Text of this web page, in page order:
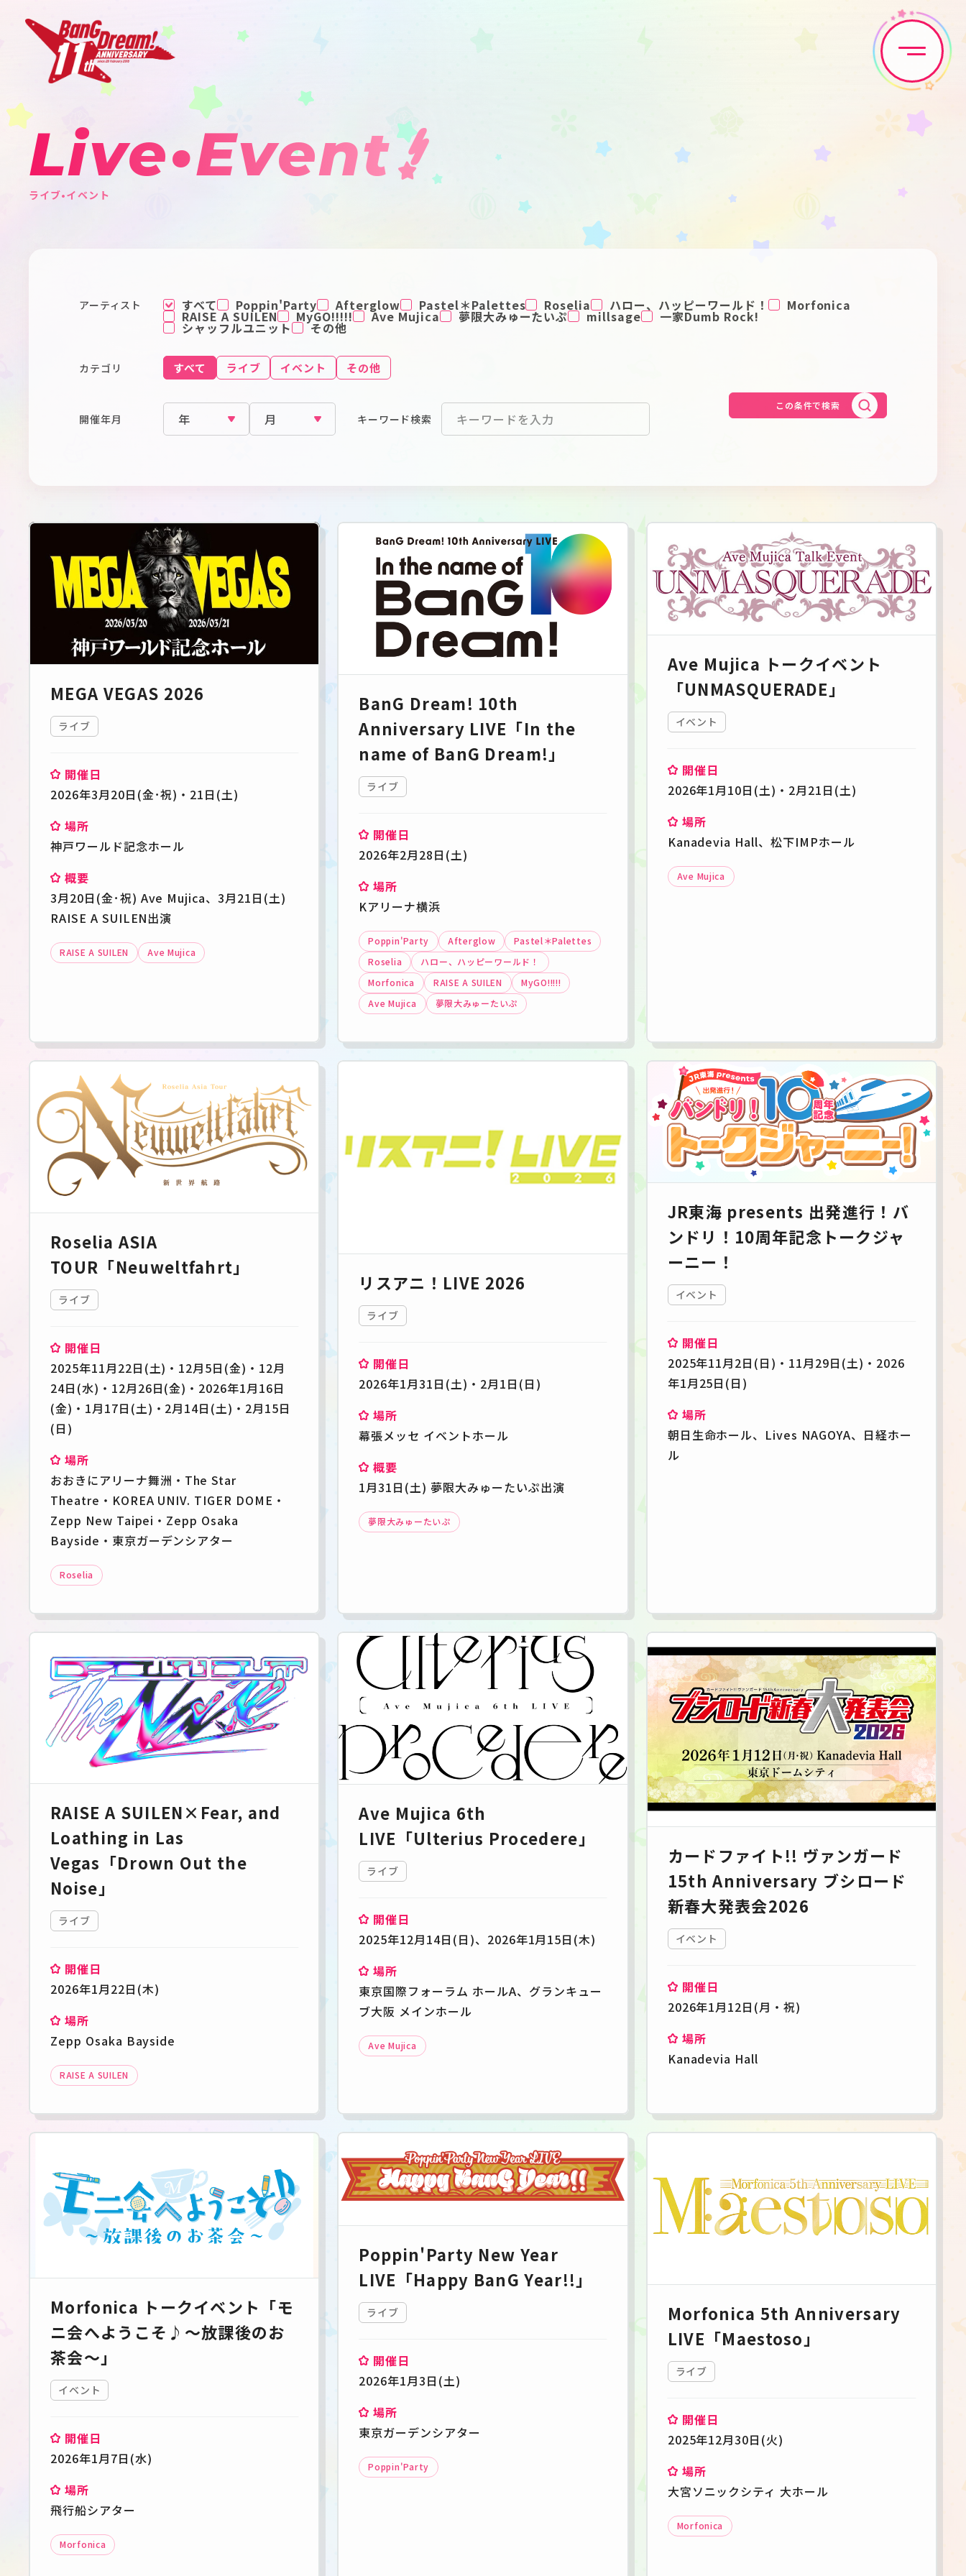
Discography
Anime
Live•Event
ライブ•イベント
アーティスト すべて Poppin'Party Afterglow Pastel＊Palettes Roselia ハロー、ハッピーワールド！ Morfonica
RAISE A SUILEN MyGO!!!!! Ave Mujica 夢限大みゅーたいぷ millsage 一家Dumb Rock!
シャッフルユニット その他
カテゴリ すべて ライブ イベント その他
開催年月 キーワード検索
この条件で検索
MEGA VEGAS 2026
ライブ
開催日
2026年3月20日(金･祝)・21日(土)
場所
神戸ワールド記念ホール
概要
3月20日(金･祝) Ave Mujica、3月21日(土)
RAISE A SUILEN出演
RAISE A SUILEN Ave Mujica
BanG Dream! 10th
Anniversary LIVE「In the
name of BanG Dream!」
ライブ
開催日
2026年2月28日(土)
場所
Kアリーナ横浜
Poppin'Party Afterglow
Pastel＊Palettes
Roselia
ハロー、ハッピーワールド！
Morfonica
RAISE A SUILEN
MyGO!!!!!
Ave Mujica
夢限大みゅーたいぷ
Ave Mujica トークイベント
「UNMASQUERADE」
イベント
開催日
2026年1月10日(土)・2月21日(土)
場所
Kanadevia Hall、松下IMPホール
Ave Mujica
Roselia ASIA
TOUR「Neuweltfahrt」
ライブ
開催日
2025年11月22日(土)・12月5日(金)・12月
24日(水)・12月26日(金)・2026年1月16日
(金)・1月17日(土)・2月14日(土)・2月15日
(日)
場所
おおきにアリーナ舞洲・The Star
Theatre・KOREA UNIV. TIGER DOME・
Zepp New Taipei・Zepp Osaka
Bayside・東京ガーデンシアター
Roselia
リスアニ！LIVE 2026
ライブ
開催日
2026年1月31日(土)・2月1日(日)
場所
幕張メッセ イベントホール
概要
1月31日(土) 夢限大みゅーたいぷ出演
夢限大みゅーたいぷ
JR東海 presents 出発進行！バ
ンドリ！10周年記念トークジャ
ーニー！
イベント
開催日
2025年11月2日(日)・11月29日(土)・2026
年1月25日(日)
場所
朝日生命ホール、Lives NAGOYA、日経ホー
ル
RAISE A SUILEN×Fear, and
Loathing in Las
Vegas「Drown Out the
Noise」
ライブ
開催日
2026年1月22日(木)
場所
Zepp Osaka Bayside
RAISE A SUILEN
Ave Mujica 6th
LIVE「Ulterius Procedere」
ライブ
開催日
2025年12月14日(日)、2026年1月15日(木)
場所
東京国際フォーラム ホールA、グランキュー
ブ大阪 メインホール
Ave Mujica
カードファイト!! ヴァンガード
15th Anniversary ブシロード
新春大発表会2026
イベント
開催日
2026年1月12日(月・祝)
場所
Kanadevia Hall
Morfonica トークイベント「モ
ニ会へようこそ♪～放課後のお
茶会～」
イベント
開催日
2026年1月7日(水)
場所
飛行船シアター
Morfonica
Poppin'Party New Year
LIVE「Happy BanG Year!!」
ライブ
開催日
2026年1月3日(土)
場所
東京ガーデンシアター
Poppin'Party
Morfonica 5th Anniversary
LIVE「Maestoso」
ライブ
開催日
2025年12月30日(火)
場所
大宮ソニックシティ 大ホール
Morfonica